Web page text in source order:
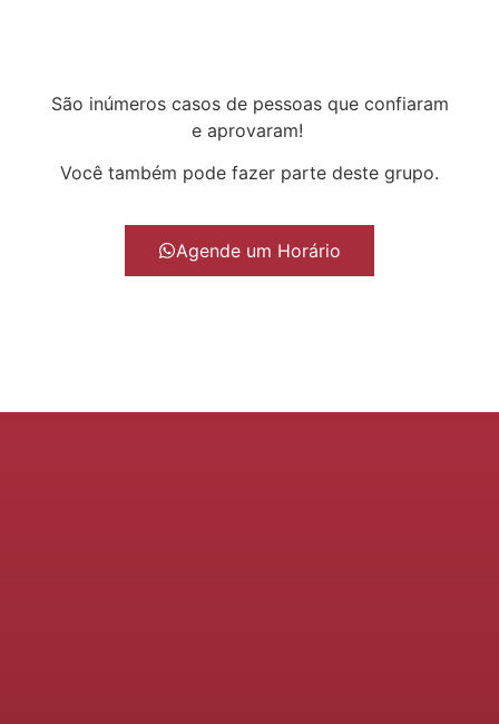
São inúmeros casos de pessoas que confiaram
e aprovaram!
Você também pode fazer parte deste grupo.
Agende um Horário